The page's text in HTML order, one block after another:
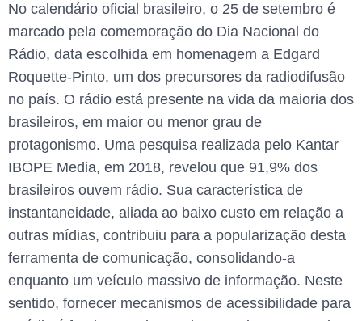
No calendário oficial brasileiro, o 25 de setembro é
marcado pela comemoração do Dia Nacional do
Rádio, data escolhida em homenagem a Edgard
Roquette-Pinto, um dos precursores da radiodifusão
no país. O rádio está presente na vida da maioria dos
brasileiros, em maior ou menor grau de
protagonismo. Uma pesquisa realizada pelo Kantar
IBOPE Media, em 2018, revelou que 91,9% dos
brasileiros ouvem rádio. Sua característica de
instantaneidade, aliada ao baixo custo em relação a
outras mídias, contribuiu para a popularização desta
ferramenta de comunicação, consolidando-a
enquanto um veículo massivo de informação. Neste
sentido, fornecer mecanismos de acessibilidade para